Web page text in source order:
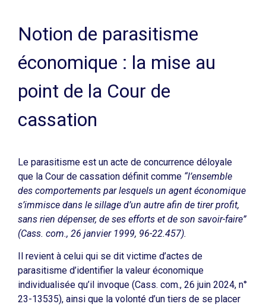
Notion de parasitisme
économique : la mise au
point de la Cour de
cassation
Le parasitisme est un acte de concurrence déloyale
que la Cour de cassation définit comme “l’ensemble
des comportements par lesquels un agent économique
s’immisce dans le sillage d’un autre afin de tirer profit,
sans rien dépenser, de ses efforts et de son savoir-faire”
(Cass. com., 26 janvier 1999, 96-22.457).
Il revient à celui qui se dit victime d’actes de
parasitisme d’identifier la valeur économique
individualisée qu’il invoque (Cass. com., 26 juin 2024, n°
23-13535), ainsi que la volonté d’un tiers de se placer